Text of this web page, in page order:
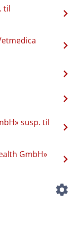
til
susp. til
GmbH»